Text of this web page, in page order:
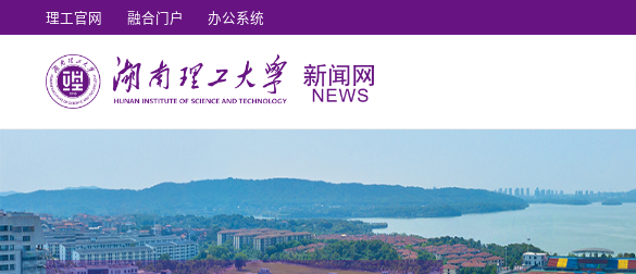
理工官网 融合门户 办公系统